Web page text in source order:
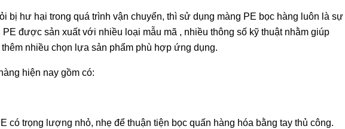
bị hư hại trong quá trình vận chuyển, thì sử dụng màng PE bọc hàng luôn là sự
PE được sản xuất với nhiều loại mẫu mã , nhiều thông số kỹ thuật nhằm giúp
nhiều chọn lựa sản phẩm phù hợp ứng dụng.
hiện nay gồm có:
có trọng lượng nhỏ, nhẹ để thuận tiện bọc quấn hàng hóa bằng tay thủ công.